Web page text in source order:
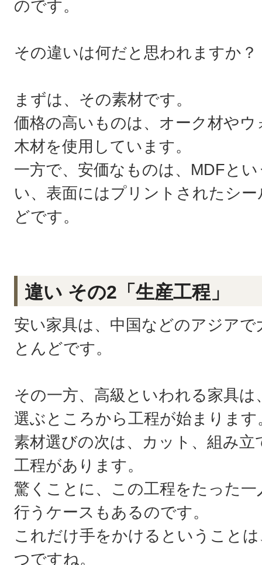
のです。
その違いは何だと思われますか？
まずは、その素材です。
価格の高いものは、オーク材や
木材を使用しています。
一方で、安価なものは、MDFと
い、表面にはプリントされたシ
どです。
違い その2「生産工程」
安い家具は、中国などのアジア
とんどです。
その一方、高級といわれる家具
選ぶところから工程が始まります
素材選びの次は、カット、組み
工程があります。
驚くことに、この工程をたった
行うケースもあるのです。
これだけ手をかけるということ
つですね。